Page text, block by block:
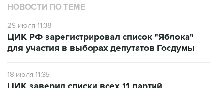
29 июля 11:38
для участия в выборах депутатов Госдумы
18 июля 11:35
выдвинувших кандидатов на выборы в